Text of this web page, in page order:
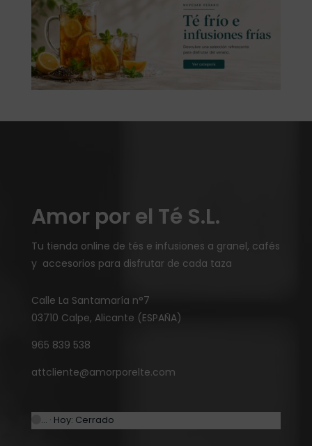
Amor por el Té S.L.
Tu tienda online de tés e infusiones a granel, cafés
y accesorios para disfrutar de cada taza
Calle La Santamaría n°7
03710 Calpe, Alicante (ESPAÑA)
965 839 538
attcliente@amorporelte.com
… · Hoy: Cerrado